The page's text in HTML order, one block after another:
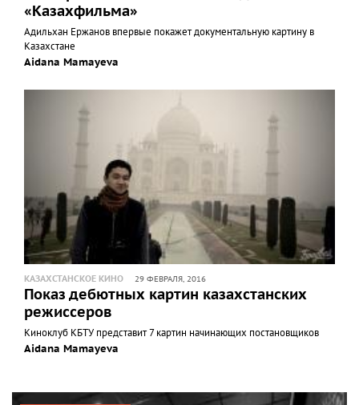
«Казахфильма»
Адильхан Ержанов впервые покажет документальную картину в
Казахстане
Aidana Mamayeva
КАЗАХСТАНСКОЕ КИНО 29 ФЕВРАЛЯ, 2016
Показ дебютных картин казахстанских
режиссеров
Киноклуб КБТУ представит 7 картин начинающих постановщиков
Aidana Mamayeva